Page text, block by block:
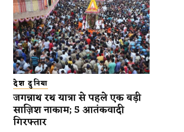
देश दुनिया
जगन्नाथ रथ यात्रा से पहले एक बड़ी
साज़िश नाकाम; 5 आतंकवादी
गिरफ्तार